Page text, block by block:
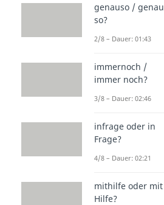
genauso / genau
so?
2/8 – Dauer: 01:43
immernoch /
immer noch?
3/8 – Dauer: 02:46
infrage oder in
Frage?
4/8 – Dauer: 02:21
mithilfe oder mit
Hilfe?